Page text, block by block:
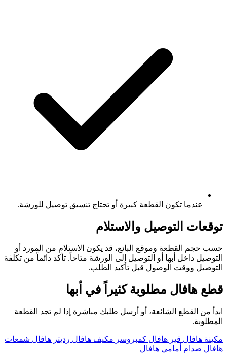
عندما تكون القطعة كبيرة أو تحتاج تنسيق توصيل للورشة.
توقعات التوصيل والاستلام
حسب حجم القطعة وموقع البائع، قد يكون الاستلام من المورد أو
التوصيل داخل أبها أو التوصيل إلى الورشة متاحاً. تأكد دائماً من تكلفة
التوصيل ووقت الوصول قبل تأكيد الطلب.
قطع هافال مطلوبة كثيراً في أبها
ابدأ من القطع الشائعة، أو أرسل طلبك مباشرة إذا لم تجد القطعة
المطلوبة.
مكينة هافال قير هافال كمبروسر مكيف هافال رديتر هافال شمعات
هافال صدام أمامي هافال